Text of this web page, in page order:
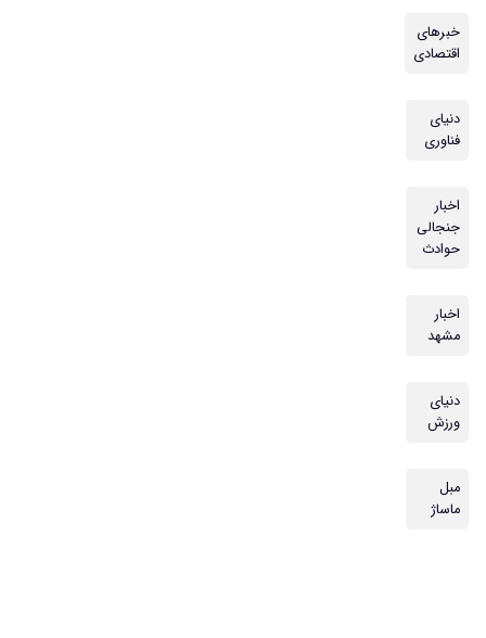
خبرهای
اقتصادی
دنیای
فناوری
اخبار
جنجالی
حوادث
اخبار
مشهد
دنیای
ورزش
مبل
ماساژ